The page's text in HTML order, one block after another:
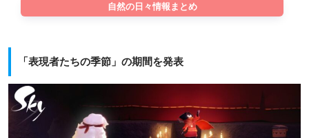
自然の日々情報まとめ
「表現者たちの季節」の期間を発表